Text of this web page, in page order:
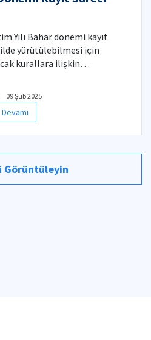
Yılı Bahar dönemi kayıt
yürütülebilmesi için
kurallara ilişkin
09 Şub 2025
Devamı
Görüntüleyin